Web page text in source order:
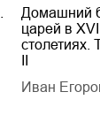
Домашний
царей в XVI
столетиях.
Иван